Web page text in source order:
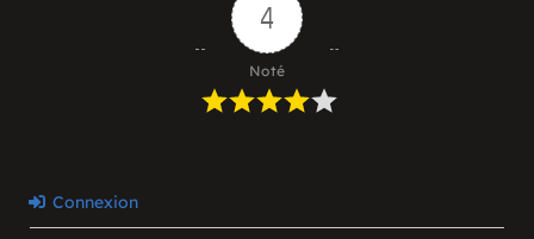
4
Noté
Connexion